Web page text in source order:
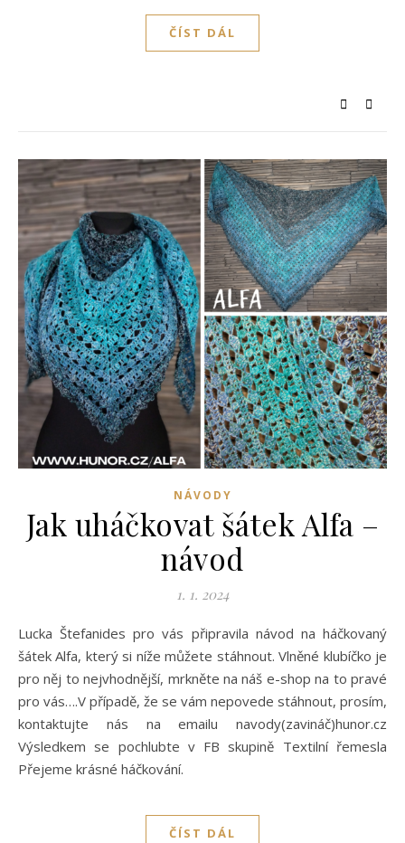
ČÍST DÁL
NÁVODY
Jak uháčkovat šátek Alfa –
návod
1. 1. 2024
Lucka Štefanides pro vás připravila návod na háčkovaný
šátek Alfa, který si níže můžete stáhnout. Vlněné klubíčko je
pro něj to nejvhodnější, mrkněte na náš e-shop na to pravé
pro vás….V případě, že se vám nepovede stáhnout, prosím,
kontaktujte nás na emailu navody(zavináč)hunor.cz
Výsledkem se pochlubte v FB skupině Textilní řemesla
Přejeme krásné háčkování.
ČÍST DÁL